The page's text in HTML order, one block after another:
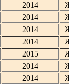
2014
2014
2014
2014
2015
2014
2014